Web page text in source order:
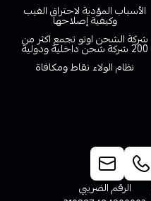
الأسباب المؤدية لاحتراق الفيب
وكيفية إصلاحها
شركة الشحن اوتو تجمع اكثر من
200 شركة شحن داخلية ودولية
نظام الولاء نقاط ومكافاة
الرقم الضريبي